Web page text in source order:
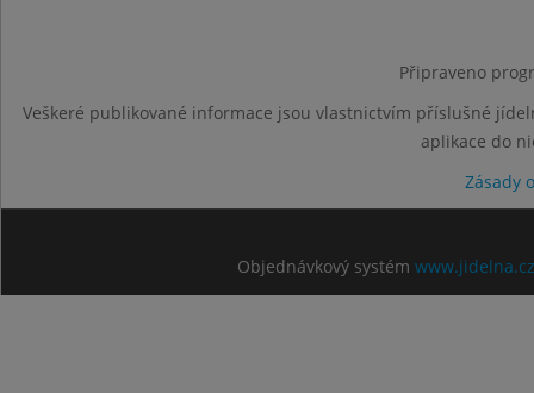
Připraveno
Veškeré publikované informace jsou vlastnictvím příslušné
aplikace do
Zásady
Objednávkový systém www.jidelna.cz